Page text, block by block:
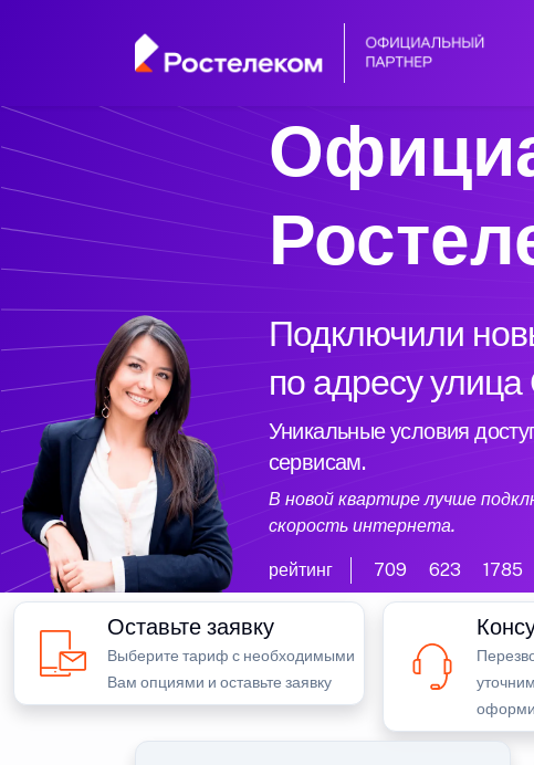
Подключили
по адресу
Уникальные условия
сервисам.
В новой квартире лучше
скорость интернета.
рейтинг 709 623 1785
Оставьте заявку
Выберите тариф с необходимыми
Вам опциями и оставьте заявку